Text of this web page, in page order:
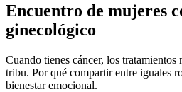
Encuentro de mujeres
ginecológico
Cuando tienes cáncer, los tratamientos
tribu. Por qué compartir entre iguales
bienestar emocional.